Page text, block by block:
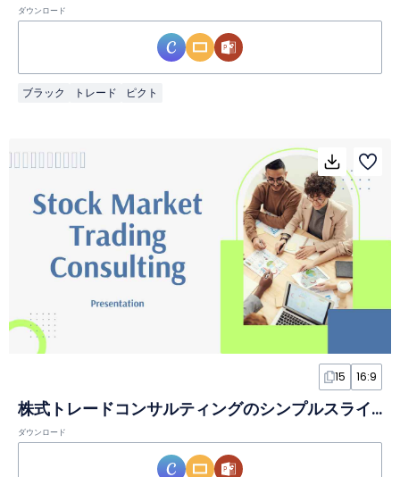
ダウンロード
ブラック トレード ピクト
15 16:9
株式トレードコンサルティングのシンプルスライド
ダウンロード